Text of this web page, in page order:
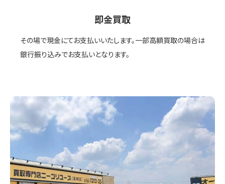
即金買取
その場で現金にてお支払いいたします。一部高額買取の場合は
銀行振り込みでお支払いとなります。